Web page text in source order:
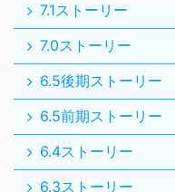
7.1ストーリー
7.0ストーリー
6.5後期ストーリー
6.5前期ストーリー
6.4ストーリー
6.3ストーリー